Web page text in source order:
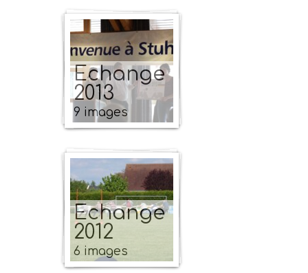
Echange
2013
9 images
Echange
2012
6 images